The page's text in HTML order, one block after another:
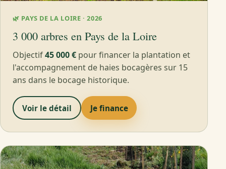
🌿 PAYS DE LA LOIRE · 2026
3 000 arbres en Pays de la Loire
Objectif45 000 € pour financer la plantation et
l'accompagnement de haies bocagères sur 15
ans dans le bocage historique.
Voir le détail Je finance